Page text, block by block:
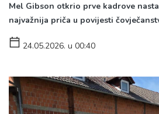
Mel Gibson otkrio prve kadrove
najvažnija priča u povijesti
24.05.2026. u 00:40